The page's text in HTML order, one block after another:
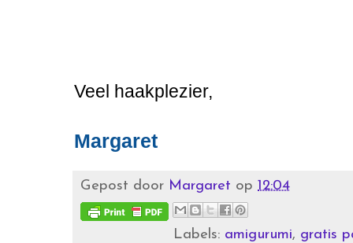
Veel haakplezier,
Margaret
Gepost door Margaret op 12:04
Labels: amigurumi, gratis